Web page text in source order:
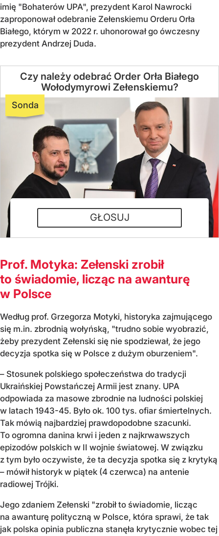
imię "Bohaterów UPA", prezydent Karol Nawrocki
zaproponował odebranie Zełenskiemu Orderu Orła
Białego, którym w 2022 r. uhonorował go ówczesny
prezydent Andrzej Duda.
Tak
Nie
Taka decyzja niczego nie zmieni,
Ukraina dalej będzie czcić UPA
Nie mam zdania
Czy należy odebrać Order Orła Białego
Wołodymyrowi Zełenskiemu?
Sonda
GŁOSUJ
Prof. Motyka: Zełenski zrobił
to świadomie, licząc na awanturę
w Polsce
Według prof. Grzegorza Motyki, historyka zajmującego
się m.in. zbrodnią wołyńską, "trudno sobie wyobrazić,
żeby prezydent Zełenski się nie spodziewał, że jego
decyzja spotka się w Polsce z dużym oburzeniem".
– Stosunek polskiego społeczeństwa do tradycji
Ukraińskiej Powstańczej Armii jest znany. UPA
odpowiada za masowe zbrodnie na ludności polskiej
w latach 1943-45. Było ok. 100 tys. ofiar śmiertelnych.
Tak mówią najbardziej prawdopodobne szacunki.
To ogromna danina krwi i jeden z najkrwawszych
epizodów polskich w II wojnie światowej. W związku
z tym było oczywiste, że ta decyzja spotka się z krytyką
– mówił historyk w piątek (4 czerwca) na antenie
radiowej Trójki.
Jego zdaniem Zełenski "zrobił to świadomie, licząc
na awanturę polityczną w Polsce, która sprawi, że tak
jak polska opinia publiczna stanęła krytycznie wobec tej